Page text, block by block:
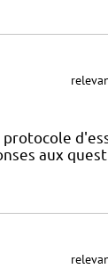
aux